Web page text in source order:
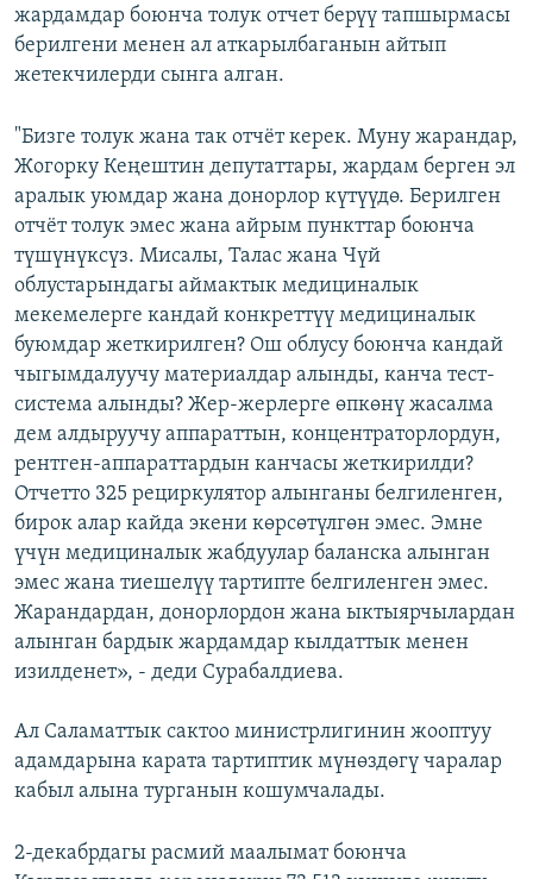
жардамдар боюнча толук отчет берүү тапшырмасы
берилгени менен ал аткарылбаганын айтып
жетекчилерди сынга алган.
"Бизге толук жана так отчёт керек. Муну жарандар,
Жогорку Кеңештин депутаттары, жардам берген эл
аралык уюмдар жана донорлор күтүүдө. Берилген
отчёт толук эмес жана айрым пункттар боюнча
түшүнүксүз. Мисалы, Талас жана Чүй
облустарындагы аймактык медициналык
мекемелерге кандай конкреттүү медициналык
буюмдар жеткирилген? Ош облусу боюнча кандай
чыгымдалуучу материалдар алынды, канча тест-
система алынды? Жер-жерлерге өпкөнү жасалма
дем алдыруучу аппараттын, концентраторлордун,
рентген-аппараттардын канчасы жеткирилди?
Отчетто 325 рециркулятор алынганы белгиленген,
бирок алар кайда экени көрсөтүлгөн эмес. Эмне
үчүн медициналык жабдуулар баланска алынган
эмес жана тиешелүү тартипте белгиленген эмес.
Жарандардан, донорлордон жана ыктыярчылардан
алынган бардык жардамдар кылдаттык менен
изилденет», - деди Сурабалдиева.
Ал Саламаттык сактоо министрлигинин жооптуу
адамдарына карата тартиптик мүнөздөгү чаралар
кабыл алына турганын кошумчалады.
2-декабрдагы расмий маалымат боюнча